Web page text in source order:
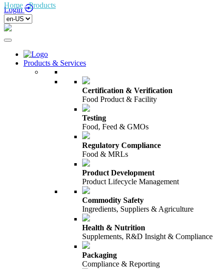
Login
Products & Services
Certification & Verification
Food Product & Facility
Testing
Food, Feed & GMOs
Regulatory Compliance
Food & MRLs
Product Development
Product Lifecycle Management
Commodity Safety
Ingredients, Suppliers & Agriculture
Health & Nutrition
Supplements, R&D Insight & Compliance
Packaging
Compliance & Reporting
Home /Products